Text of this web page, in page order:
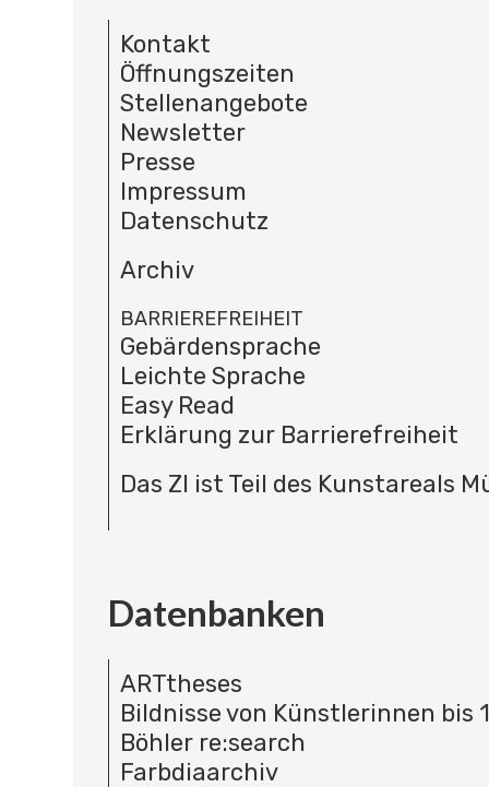
Kontakt
Öffnungszeiten
Stellenangebote
Newsletter
Presse
Impressum
Datenschutz
Archiv
BARRIEREFREIHEIT
Gebärdensprache
Leichte Sprache
Easy Read
Erklärung zur Barrierefreiheit
Das ZI ist Teil des Kunstareals
Datenbanken
ARTtheses
Bildnisse von Künstlerinnen bis
Böhler re:search
Farbdiaarchiv